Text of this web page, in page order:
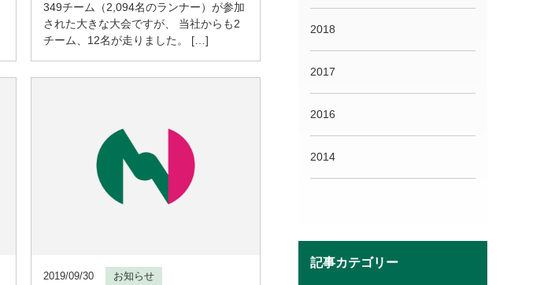
349チーム（2,094名のランナー）が参加
された大きな大会ですが、 当社からも2
チーム、12名が走りました。 […]
2019/09/30 お知らせ
2018
2017
2016
2014
記事カテゴリー